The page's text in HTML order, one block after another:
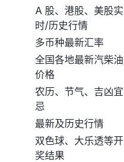
A 股、港股、美股实
时/历史行情
多币种最新汇率
全国各地最新汽柴油
价格
农历、节气、吉凶宜
忌
最新及历史行情
双色球、大乐透等开
奖结果